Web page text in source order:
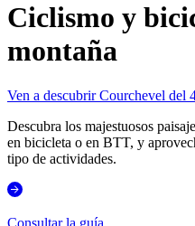
Ciclismo y
montaña
Ven a descubrir Courchevel del
Descubra los majestuosos
en bicicleta o en BTT, y
tipo de actividades.
Consultar la guía